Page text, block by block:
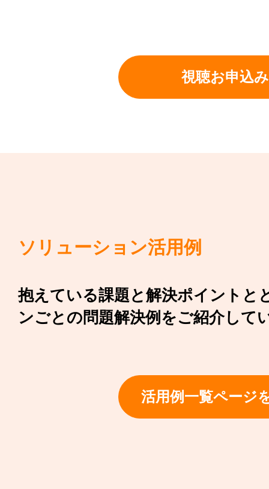
視聴お申込み
ソリューション活用例
抱えている課題と解決ポイントと
ンごとの問題解決例をご紹介して
活用例一覧ページ